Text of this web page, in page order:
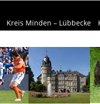
Kreis Minden – Lübbecke